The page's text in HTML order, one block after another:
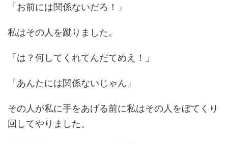
「お前には関係ないだろ！」
私はその人を蹴りました。
「は？何してくれてんだてめえ！」
「あんたには関係ないじゃん」
その人が私に手をあげる前に私はその人をぼてくり
回してやりました。